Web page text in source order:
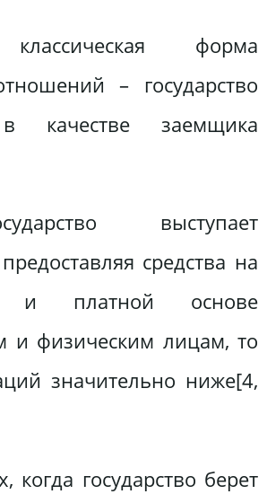
форма
– государство
качестве заемщика
выступает
средства на
и платной основе
и физическим лицам, то
значительно ниже[4,
когда государство берет